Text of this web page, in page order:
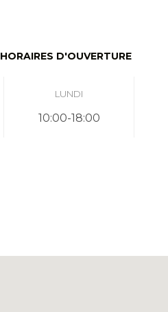
HORAIRES D'OUVERTURE
LUNDI
10:00-18:00